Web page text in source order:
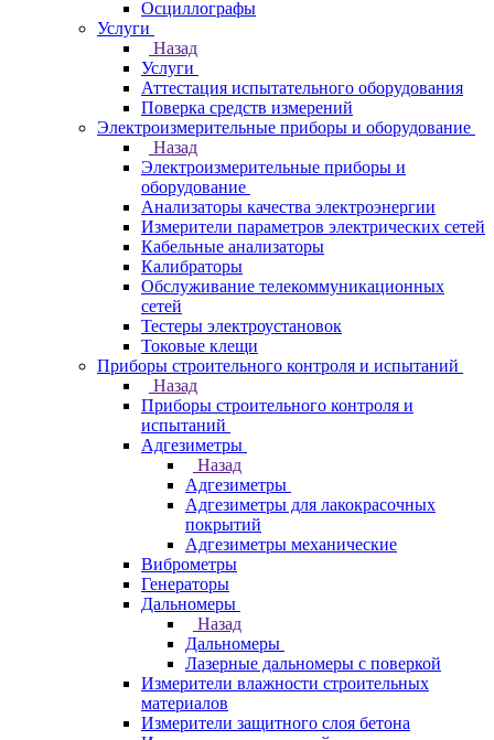
Осциллографы
Услуги
Назад
Услуги
Аттестация испытательного оборудования
Поверка средств измерений
Электроизмерительные приборы и оборудование
Назад
Электроизмерительные приборы и
оборудование
Анализаторы качества электроэнергии
Измерители параметров электрических сетей
Кабельные анализаторы
Калибраторы
Обслуживание телекоммуникационных
сетей
Тестеры электроустановок
Токовые клещи
Приборы строительного контроля и испытаний
Назад
Приборы строительного контроля и
испытаний
Адгезиметры
Назад
Адгезиметры
Адгезиметры для лакокрасочных
покрытий
Адгезиметры механические
Виброметры
Генераторы
Дальномеры
Назад
Дальномеры
Лазерные дальномеры с поверкой
Измерители влажности строительных
материалов
Измерители защитного слоя бетона